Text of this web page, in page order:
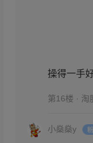
操得一手
第16楼 · 淘
小燊燊y